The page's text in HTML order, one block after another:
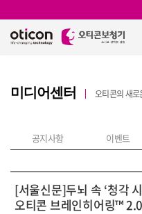
미디어센터 오티콘의 새
공지사항 이벤트
[서울신문]두뇌 속 ‘청각
오티콘 브레인히어링™